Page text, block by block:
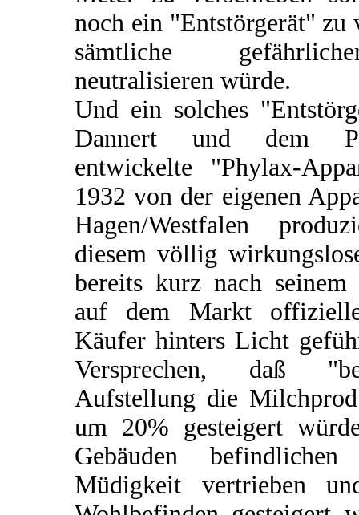
noch ein "Entstörgerät" zu
sämtliche
neutralisieren würde.
Und ein solches
Dannert und dem
entwickelte "Phylax-
1932 von der eigenen
Hagen/Westfalen
diesem völlig
bereits kurz nach seinem
auf dem Markt
Käufer hinters Licht
Versprechen, daß
Aufstellung die
um 20% gesteigert
Gebäuden
Müdigkeit vertrieben